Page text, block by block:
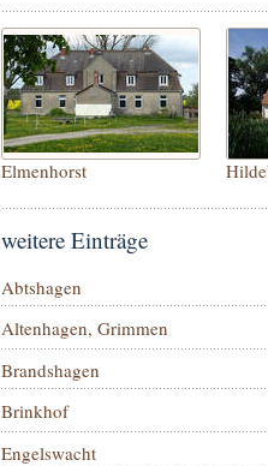
Elmenhorst
weitere Einträge
Abtshagen
Altenhagen, Grimmen
Brandshagen
Brinkhof
Engelswacht